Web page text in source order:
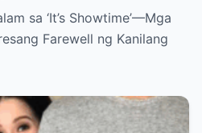
ng Kanilang Kaibigan
sa ‘It’s Showtime’—Mga
Farewell ng Kanilang